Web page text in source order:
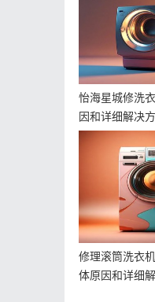
怡海星城修洗
因和详细解决
修理滚筒洗衣
体原因和详细